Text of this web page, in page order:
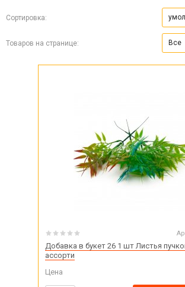
Сортировка:
Товаров на странице: Все
Добавка в букет 26 1 шт Листья
ассорти
Цена